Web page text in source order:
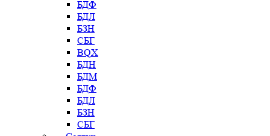
БДФ
БДЛ
БЗН
СБГ
BQX
БДН
БДМ
БДФ
БДЛ
БЗН
СБГ